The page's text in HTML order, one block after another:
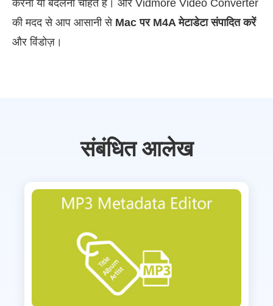
करना या बदलना चाहते हैं। और Vidmore Video Converter
की मदद से आप आसानी से Mac पर M4A मेटाडेटा संपादित करें
और विंडोज़।
संबंधित आलेख